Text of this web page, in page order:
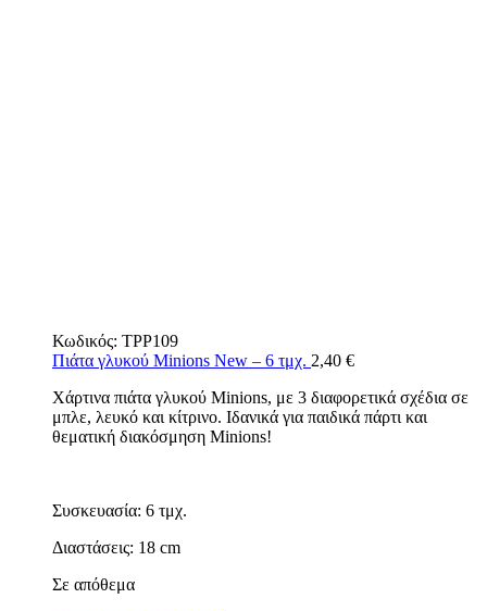
Κωδικός: TPP109
Πιάτα γλυκού Minions New – 6 τμχ. 2,40 €
Χάρτινα πιάτα γλυκού Minions, με 3 διαφορετικά σχέδια σε
μπλε, λευκό και κίτρινο. Ιδανικά για παιδικά πάρτι και
θεματική διακόσμηση Minions!
Συσκευασία: 6 τμχ.
Διαστάσεις: 18 cm
Σε απόθεμα